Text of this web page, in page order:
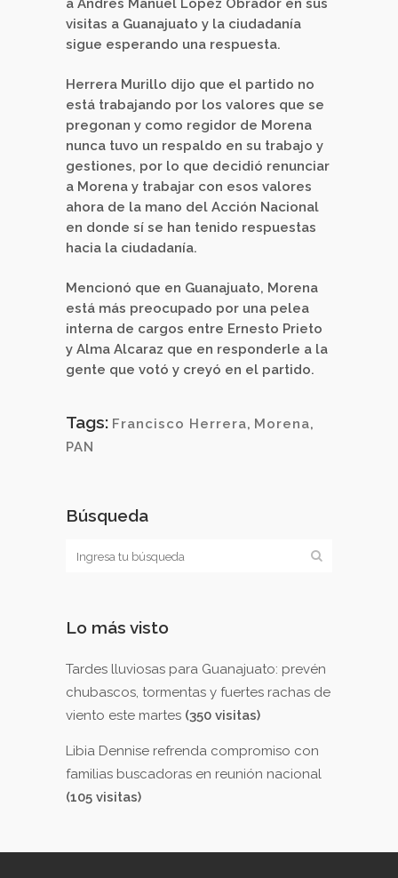
a Andrés Manuel López Obrador en sus
visitas a Guanajuato y la ciudadanía
sigue esperando una respuesta.
Herrera Murillo dijo que el partido no
está trabajando por los valores que se
pregonan y como regidor de Morena
nunca tuvo un respaldo en su trabajo y
gestiones, por lo que decidió renunciar
a Morena y trabajar con esos valores
ahora de la mano del Acción Nacional
en donde sí se han tenido respuestas
hacia la ciudadanía.
Mencionó que en Guanajuato, Morena
está más preocupado por una pelea
interna de cargos entre Ernesto Prieto
y Alma Alcaraz que en responderle a la
gente que votó y creyó en el partido.
Tags: Francisco Herrera, Morena,
PAN
Búsqueda
Lo más visto
Tardes lluviosas para Guanajuato: prevén
chubascos, tormentas y fuertes rachas de
viento este martes (350 visitas)
Libia Dennise refrenda compromiso con
familias buscadoras en reunión nacional
(105 visitas)